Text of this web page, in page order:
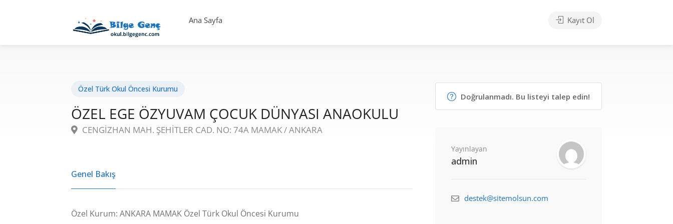
Ana Sayfa Kayıt Ol
Özel Türk Okul Öncesi Kurumu
ÖZEL EGE ÖZYUVAM ÇOCUK DÜNYASI ANAOKULU
CENGİZHAN MAH. ŞEHİTLER CAD. NO: 74A MAMAK / ANKARA
Genel Bakış
Özel Kurum: ANKARA MAMAK Özel Türk Okul Öncesi Kurumu
Doğrulanmadı. Bu listeyi talep edin!
Yayınlayan
admin
destek@sitemolsun.com